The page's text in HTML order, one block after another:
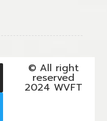
© All right
reserved
2024 WVFT